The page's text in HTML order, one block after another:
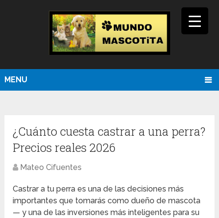
MENU
¿Cuánto cuesta castrar a una perra?
Precios reales 2026
Mateo Cifuentes
Castrar a tu perra es una de las decisiones más
importantes que tomarás como dueño de mascota
— y una de las inversiones más inteligentes para su